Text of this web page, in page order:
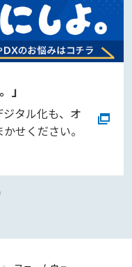
」
タル化も、オ
せください。